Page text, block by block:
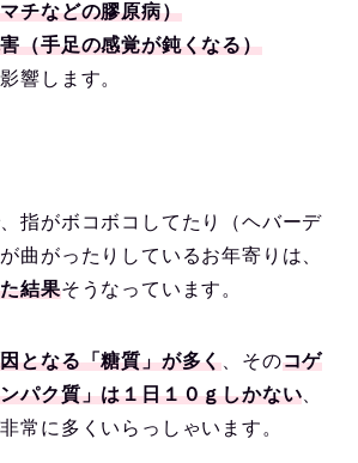
チなどの膠原病）
（手足の感覚が鈍くなる）
響します。
指がボコボコしてたり（ヘバーデ
曲がったりしているお年寄りは、
結果そうなっています。
となる「糖質」が多く、そのコゲ
パク質」は１日１０ｇしかない、
常に多くいらっしゃいます。